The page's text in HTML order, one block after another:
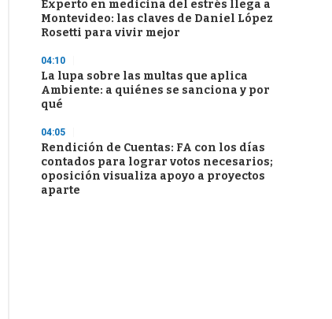
Experto en medicina del estrés llega a
Montevideo: las claves de Daniel López
Rosetti para vivir mejor
04:10
La lupa sobre las multas que aplica
Ambiente: a quiénes se sanciona y por
qué
04:05
Rendición de Cuentas: FA con los días
contados para lograr votos necesarios;
oposición visualiza apoyo a proyectos
aparte